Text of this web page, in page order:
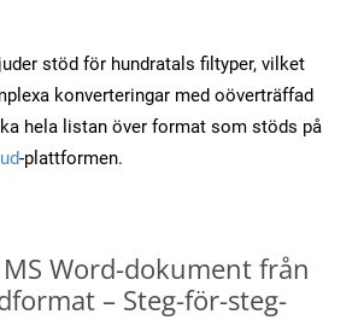
stöd för hundratals filtyper, vilket
konverteringar med oöverträffad
hela listan över format som stöds på
-plattformen.
Word-dokument från
– Steg-för-steg-